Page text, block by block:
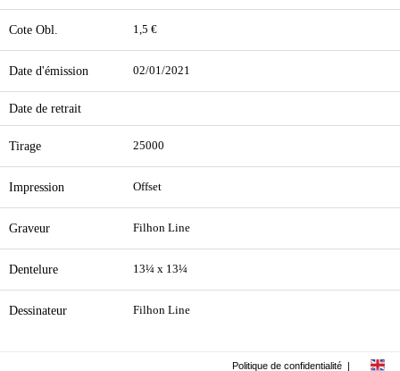
Cote Obl. 1,5 €
Date d'émission 02/01/2021
Date de retrait
Tirage 25000
Impression Offset
Graveur Filhon Line
Dentelure 13¼ x 13¼
Dessinateur Filhon Line
Politique de confidentialité |